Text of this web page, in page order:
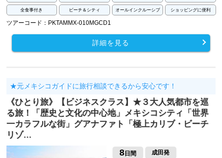
全食事付き ビーチ＆シティ オールインクルーシブ ショッピングに便利
ツアーコード：PKTAMMX-010MGCD1
詳細を見る
★元メキシコガイドに旅行相談できるから安心です！
《ひとり旅》【ビジネスクラス】★３大人気都市を巡
る旅！「歴史と文化の中心地」メキシコシティ「世界
一カラフルな街」グアナファト「極上カリブ・ビーチ
リゾ…
8日間 成田発